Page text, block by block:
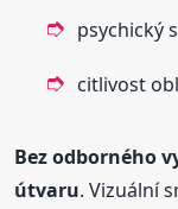
psychický
citlivost
Bez odborného
útvaru. Vizuální